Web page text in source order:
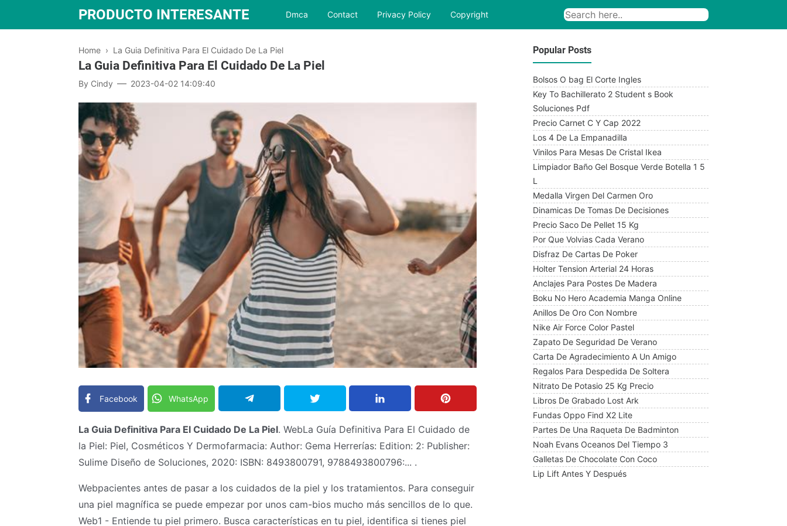
PRODUCTO INTERESANTE Dmca Contact Privacy Policy Copyright
Home › La Guia Definitiva Para El Cuidado De La Piel
La Guia Definitiva Para El Cuidado De La Piel
By Cindy 2023-04-02 14:09:40
Facebook WhatsApp
La Guia Definitiva Para El Cuidado De La Piel. WebLa Guía Definitiva Para El Cuidado de
la Piel: Piel, Cosméticos Y Dermofarmacia: Author: Gema Herrerías: Edition: 2: Publisher:
Sulime Diseño de Soluciones, 2020: ISBN: 8493800791, 9788493800796:... .
Webpacientes antes de pasar a los cuidados de la piel y los tratamientos. Para conseguir
una piel magnífica se puede empezar por unos cam-bios mucho más sencillos de lo que.
Web1 - Entiende tu piel primero. Busca características en tu piel, identifica si tienes piel
Popular Posts
Bolsos O bag El Corte Ingles
Key To Bachillerato 2 Student s Book
Soluciones Pdf
Precio Carnet C Y Cap 2022
Los 4 De La Empanadilla
Vinilos Para Mesas De Cristal Ikea
Limpiador Baño Gel Bosque Verde Botella 1 5
L
Medalla Virgen Del Carmen Oro
Dinamicas De Tomas De Decisiones
Precio Saco De Pellet 15 Kg
Por Que Volvias Cada Verano
Disfraz De Cartas De Poker
Holter Tension Arterial 24 Horas
Anclajes Para Postes De Madera
Boku No Hero Academia Manga Online
Anillos De Oro Con Nombre
Nike Air Force Color Pastel
Zapato De Seguridad De Verano
Carta De Agradecimiento A Un Amigo
Regalos Para Despedida De Soltera
Nitrato De Potasio 25 Kg Precio
Libros De Grabado Lost Ark
Fundas Oppo Find X2 Lite
Partes De Una Raqueta De Badminton
Noah Evans Oceanos Del Tiempo 3
Galletas De Chocolate Con Coco
Lip Lift Antes Y Después